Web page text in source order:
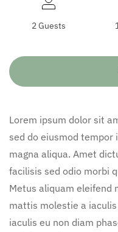
2 Guests
Lorem ipsum dolor sit
sed do eiusmod
magna aliqua. Amet
facilisis sed odio morbi
Metus aliquam eleifend
mattis molestie a
iaculis eu non diam